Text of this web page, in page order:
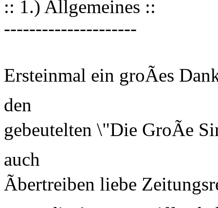
:: 1.) Allgemeines ::
---------------------
Ersteinmal ein groÃes
den
gebeutelten \"Die GroÃe
auch
Ãbertreiben liebe